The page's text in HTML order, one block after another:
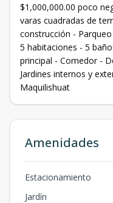
$1,000,000.00 poco
varas cuadradas de
construcción -
5 habitaciones - 5
principal - Comedor -
Jardines internos y
Maquilishuat
Amenidades
Estacionamiento
Jardín